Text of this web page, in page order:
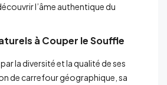
l’âme authentique du
à Couper le Souffle
la diversité et la qualité de ses
de carrefour géographique, sa